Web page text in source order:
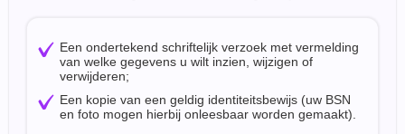
Een ondertekend schriftelijk verzoek met vermelding
van welke gegevens u wilt inzien, wijzigen of
verwijderen;
Een kopie van een geldig identiteitsbewijs (uw BSN
en foto mogen hierbij onleesbaar worden gemaakt).